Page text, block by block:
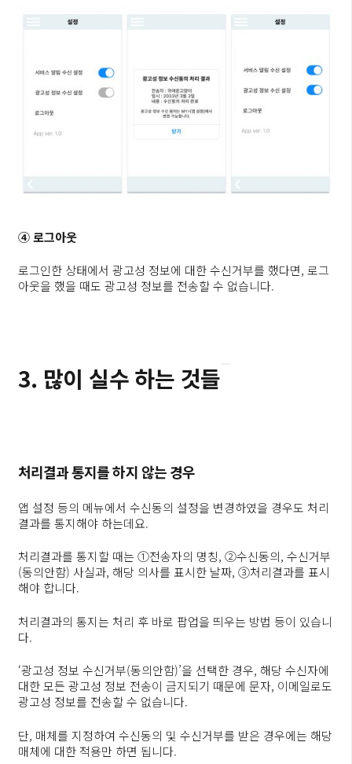
④ 로그아웃
로그인한 상태에서 광고성 정보에 대한 수신거부를 했다면, 로그
아웃을 했을 때도 광고성 정보를 전송할 수 없습니다.
3. 많이 실수 하는 것들
처리결과 통지를 하지 않는 경우
앱 설정 등의 메뉴에서 수신동의 설정을 변경하였을 경우도 처리
결과를 통지해야 하는데요.
처리결과를 통지할 때는 ①전송자의 명칭, ②수신동의, 수신거부
(동의안함) 사실과, 해당 의사를 표시한 날짜, ③처리결과를 표시
해야 합니다.
처리결과의 통지는 처리 후 바로 팝업을 띄우는 방법 등이 있습니
다.
‘광고성 정보 수신거부(동의안함)’을 선택한 경우, 해당 수신자에
대한 모든 광고성 정보 전송이 금지되기 때문에 문자, 이메일로도
광고성 정보를 전송할 수 없습니다.
단, 매체를 지정하여 수신동의 및 수신거부를 받은 경우에는 해당
매체에 대한 적용만 하면 됩니다.